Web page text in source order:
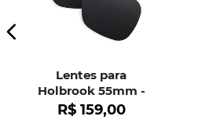
Lentes para
Holbrook 55mm -
OO9102
R$ 159,00